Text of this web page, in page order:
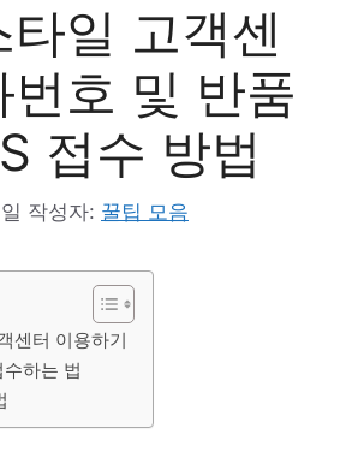
일 고객센
번호 및 반품
접수 방법
작성자: 꿀팁 모음
센터 이용하기
하는 법